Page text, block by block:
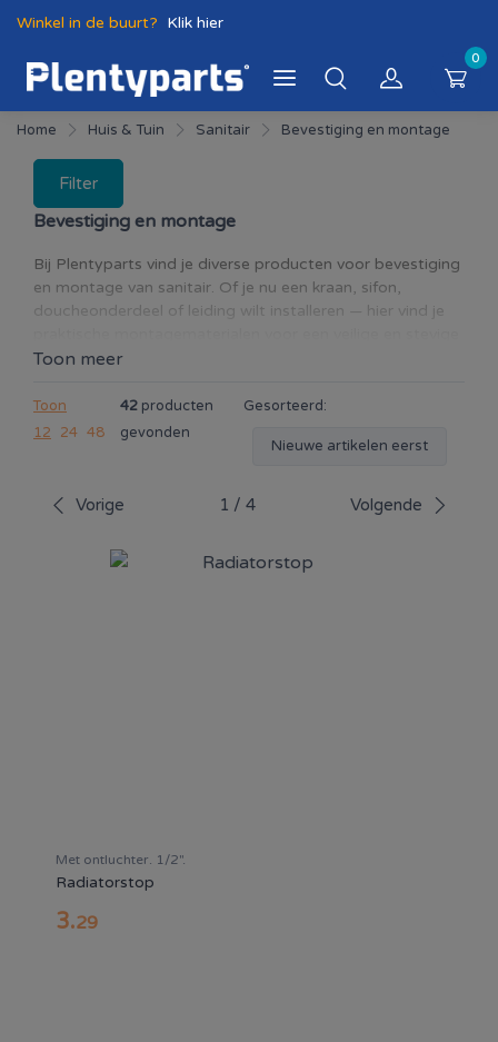
Winkel in de buurt? Klik hier
0
Home Huis & Tuin Sanitair Bevestiging en montage
Filter
Bevestiging en montage
Bij Plentyparts vind je diverse producten voor bevestiging
en montage van sanitair. Of je nu een kraan, sifon,
doucheonderdeel of leiding wilt installeren — hier vind je
bevestiging. In deze categorie vind je onder andere
accessoires en hulpmiddelen voor sanitaire installaties in
badkamer, keuken en toilet. Met kwalitatieve
montageproducten zorg je voor een betrouwbare
Toon meer
Toon
12
24 48
42producten
gevonden
Gesorteerd:
Nieuwe artikelen eerst
Vorige 1 / 4 Volgende
Met ontluchter. 1/2".
Radiatorstop
3.29